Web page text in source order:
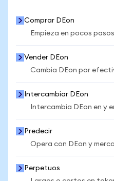
Comprar DEon
Empieza en pocos
Vender DEon
Cambia DEon por
Intercambiar DEon
Intercambia DEon en y
Predecir
Opera con DEon y
Perpetuos